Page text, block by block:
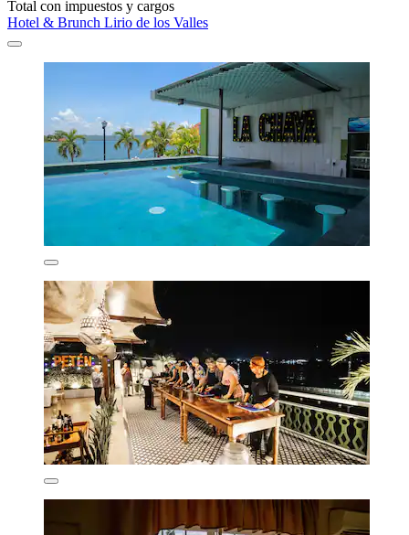
Total con impuestos y cargos
Hotel & Brunch Lirio de los Valles